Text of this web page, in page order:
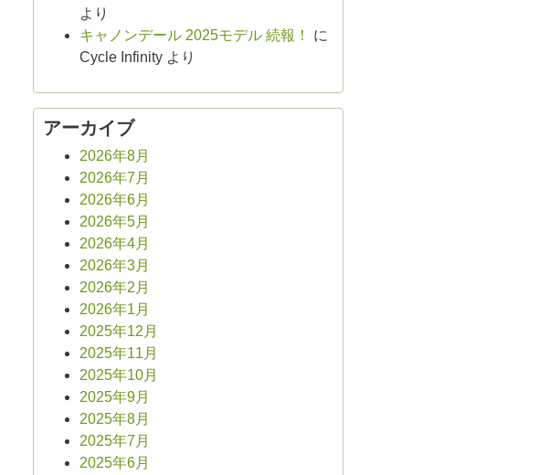
より
キャノンデール 2025モデル 続報！
に
Cycle Infinity より
アーカイブ
2026年8月
2026年7月
2026年6月
2026年5月
2026年4月
2026年3月
2026年2月
2026年1月
2025年12月
2025年11月
2025年10月
2025年9月
2025年8月
2025年7月
2025年6月